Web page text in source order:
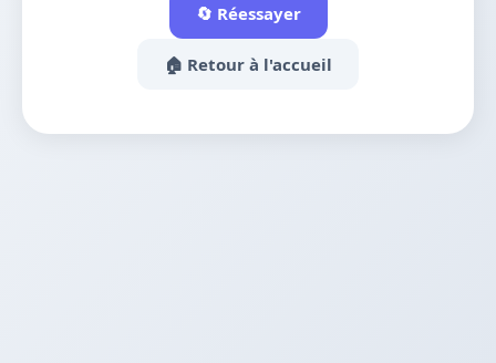
🔄 Réessayer
🏠 Retour à l'accueil